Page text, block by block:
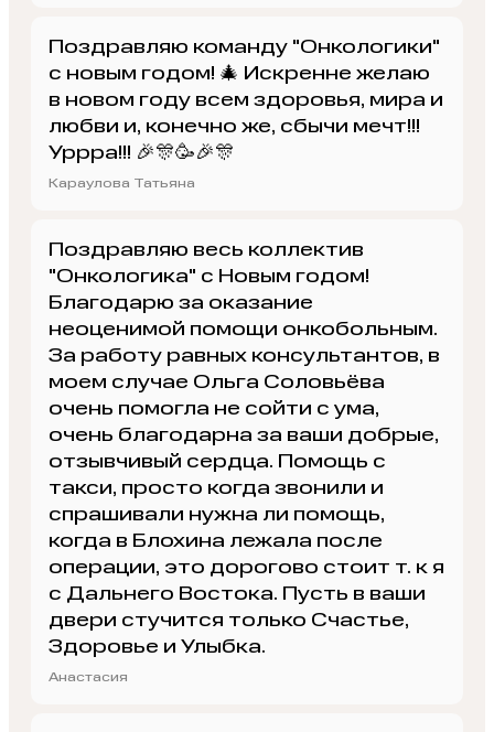
Поздравляю команду "Онкологики"
с новым годом! 🎄 Искренне желаю
в новом году всем здоровья, мира и
любви и, конечно же, сбычи мечт!!!
Уррра!!! 🎉🎊🥳🎉🎊
Караулова Татьяна
Поздравляю весь коллектив
"Онкологика" с Новым годом!
Благодарю за оказание
неоценимой помощи онкобольным.
За работу равных консультантов, в
моем случае Ольга Соловьёва
очень помогла не сойти с ума,
очень благодарна за ваши добрые,
отзывчивый сердца. Помощь с
такси, просто когда звонили и
спрашивали нужна ли помощь,
когда в Блохина лежала после
операции, это дорогово стоит т. к я
с Дальнего Востока. Пусть в ваши
двери стучится только Счастье,
Здоровье и Улыбка.
Анастасия